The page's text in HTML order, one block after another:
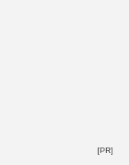
[PR]